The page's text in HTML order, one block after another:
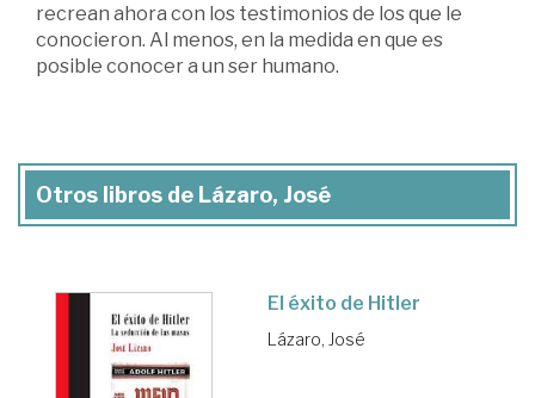
recrean ahora con los testimonios de los que le
conocieron. Al menos, en la medida en que es
posible conocer a un ser humano.
Otros libros de Lázaro, José
El éxito de Hitler
Lázaro, José